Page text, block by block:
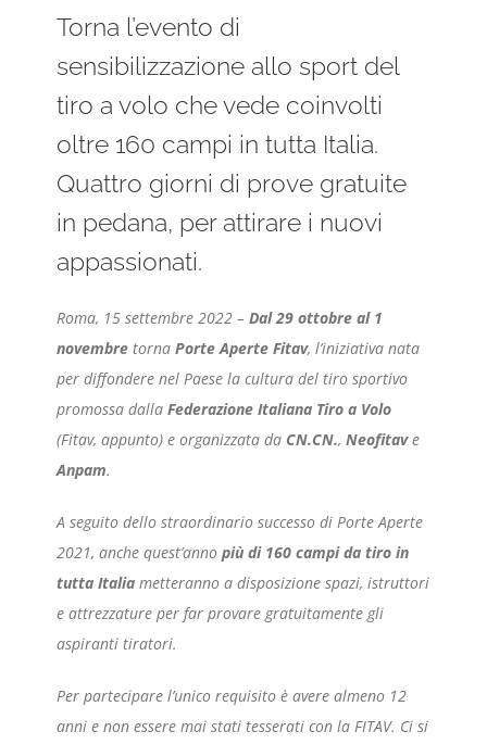
Torna l’evento di
sensibilizzazione allo sport del
tiro a volo che vede coinvolti
oltre 160 campi in tutta Italia.
Quattro giorni di prove gratuite
in pedana, per attirare i nuovi
appassionati.
Roma, 15 settembre 2022 –Dal 29 ottobre al 1
novembretornaPorte Aperte Fitav, l’iniziativa nata
per diffondere nel Paese la cultura del tiro sportivo
promossa dallaFederazione Italiana Tiro a Volo
(Fitav, appunto) e organizzata da CN.CN.,Neofitave
Anpam.
A seguito dello straordinario successo di Porte Aperte
2021, anche quest’annopiù di 160 campi da tiro in
tutta Italia metteranno a disposizione spazi, istruttori
e attrezzature per far provare gratuitamente gli
aspiranti tiratori.
Per partecipare l’unico requisito è avere almeno 12
anni e non essere mai stati tesserati con la FITAV. Ci si